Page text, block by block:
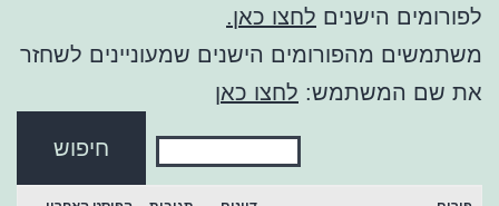
לפורומים הישנים לחצו כאן.
משתמשים מהפורומים הישנים שמעוניינים לשחזר
את שם המשתמש: לחצו כאן